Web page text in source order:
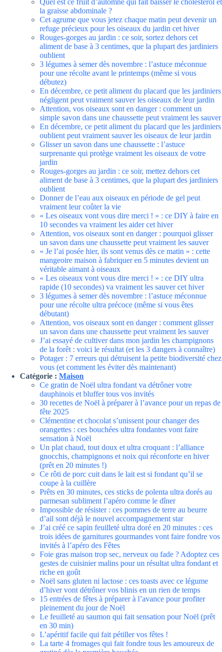
la graisse abdominale ?
Cet agrume que vous jetez chaque matin peut devenir un
refuge précieux pour les oiseaux du jardin cet hiver
Rouges-gorges au jardin : ce soir, sortez dehors cet
aliment de base à 3 centimes, que la plupart des jardiniers
oublient
3 légumes à semer dès novembre : l’astuce méconnue
pour une récolte avant le printemps (même si vous
débutez)
En décembre, ce petit aliment du placard que les jardiniers
négligent peut vraiment sauver les oiseaux de leur jardin
Attention, vos oiseaux sont en danger : comment un
simple savon dans une chaussette peut vraiment les sauver
En décembre, ce petit aliment du placard que les jardiniers
oublient peut vraiment sauver les oiseaux de leur jardin
Glisser un savon dans une chaussette : l’astuce
surprenante qui protège vraiment les oiseaux de votre
jardin
Rouges-gorges au jardin : ce soir, mettez dehors cet
aliment de base à 3 centimes, que la plupart des jardiniers
oublient
Donner de l’eau aux oiseaux en période de gel peut
vraiment leur coûter la vie
« Les oiseaux vont vous dire merci ! » : ce DIY à faire en
10 secondes va vraiment les aider cet hiver
Attention, vos oiseaux sont en danger : pourquoi glisser
un savon dans une chaussette peut vraiment les sauver
« Je l’ai posée hier, ils sont venus dès ce matin » : cette
mangeoire maison à fabriquer en 5 minutes devient un
véritable aimant à oiseaux
« Les oiseaux vont vous dire merci ! » : ce DIY ultra
rapide (10 secondes) va vraiment les sauver cet hiver
3 légumes à semer dès novembre : l’astuce méconnue
pour une récolte ultra précoce (même si vous êtes
débutant)
Attention, vos oiseaux sont en danger : comment glisser
un savon dans une chaussette peut vraiment les sauver
J’ai essayé de cultiver dans mon jardin les champignons
de la forêt : voici le résultat (et les 3 dangers à connaître)
Potager : 7 erreurs qui détruisent la petite biodiversité chez
vous (et comment les éviter dès maintenant)
Catégorie : Maison
Ce gratin de Noël ultra fondant va détrôner votre
dauphinois et bluffer tous vos invités
30 recettes de Noël à préparer à l’avance pour un repas de
fête 2025
Clémentine et chocolat s’unissent pour changer des
orangettes : ces bouchées ultra fondantes vont faire
sensation à Noël
Un plat chaud, tout doux et ultra croquant : l’alliance
gnocchis, champignons et noix qui réconforte en hiver
(prêt en 20 minutes !)
Ce rôti de porc cuit dans le lait est si fondant qu’il se
coupe à la cuillère
Prêts en 30 minutes, ces sticks de polenta ultra dorés au
parmesan subliment l’apéro comme le dîner
Impossible de résister : ces pommes de terre au beurre
d’ail sont déjà le nouvel accompagnement star
J’ai créé ce sapin feuilleté ultra doré en 20 minutes : ces
trois idées de garnitures gourmandes vont faire fondre vos
invités à l’apéro des Fêtes
Foie gras maison trop sec, nerveux ou fade ? Adoptez ces
gestes de cuisinier malins pour un résultat ultra fondant et
riche en goût
Noël sans gluten ni lactose : ces toasts avec ce légume
d’hiver vont détrôner vos blinis en un rien de temps
15 entrées de fêtes à préparer à l’avance pour profiter
pleinement du jour de Noël
Le feuilleté au saumon qui fait sensation pour Noël (prêt
en 30 min)
L’apéritif facile qui fait pétiller vos fêtes !
La tarte 4 fromages qui fait fondre tous les amoureux de